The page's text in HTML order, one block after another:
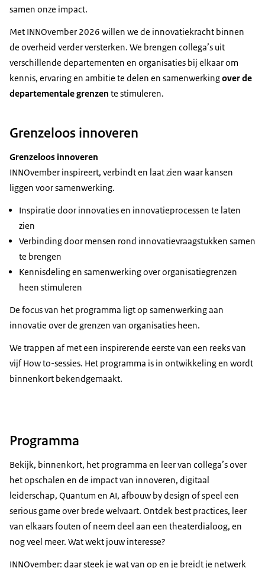
samen onze impact.
Met INNOvember 2026 willen we de innovatiekracht binnen
de overheid verder versterken. We brengen collega’s uit
verschillende departementen en organisaties bij elkaar om
kennis, ervaring en ambitie te delen en samenwerkingover de
departementale grenzen te stimuleren.
Grenzeloos innoveren
Grenzeloos innoveren
INNOvember inspireert, verbindt en laat zien waar kansen
liggen voor samenwerking.
Inspiratie door innovaties en innovatieprocessen te laten
zien
Verbinding door mensen rond innovatievraagstukken samen
te brengen
Kennisdeling en samenwerking over organisatiegrenzen
heen stimuleren
De focus van het programma ligt op samenwerking aan
innovatie over de grenzen van organisaties heen.
We trappen af met een inspirerende eerste van een reeks van
vijf How to-sessies. Het programma is in ontwikkeling en wordt
binnenkort bekendgemaakt.
Programma
Bekijk, binnenkort, het programma en leer van collega’s over
het opschalen en de impact van innoveren, digitaal
leiderschap, Quantum en AI, afbouw by design of speel een
serious game over brede welvaart. Ontdek best practices, leer
van elkaars fouten of neem deel aan een theaterdialoog, en
nog veel meer. Wat wekt jouw interesse?
INNOvember: daar steek je wat van op en je breidt je netwerk